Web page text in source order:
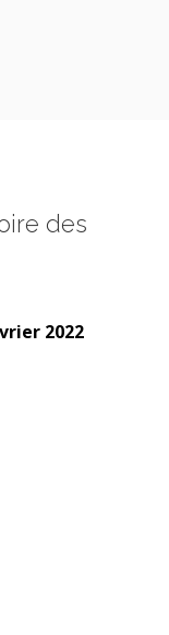
des
2022